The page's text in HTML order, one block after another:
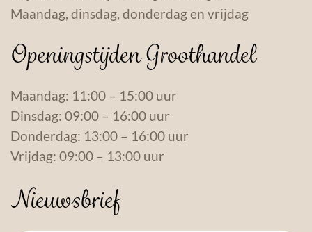
Maandag, dinsdag, donderdag en vrijdag
Openingstijden Groothandel
Maandag: 11:00 – 15:00 uur
Dinsdag: 09:00 – 16:00 uur
Donderdag: 13:00 – 16:00 uur
Vrijdag: 09:00 – 13:00 uur
Nieuwsbrief